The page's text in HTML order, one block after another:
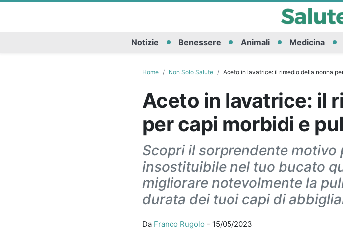
Notizie Benessere Animali Medicina
Home Non Solo Salute Aceto in lavatrice: il rimedio della nonna
Aceto in lavatrice: il
per capi morbidi e
Scopri il sorprendente motivo
insostituibile nel tuo bucato
migliorare notevolmente la
durata dei tuoi capi di
Da Franco Rugolo - 15/05/2023